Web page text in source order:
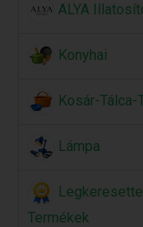
ALYA
Konyhai
Kosár-Tálca-
Lámpa
Termékek